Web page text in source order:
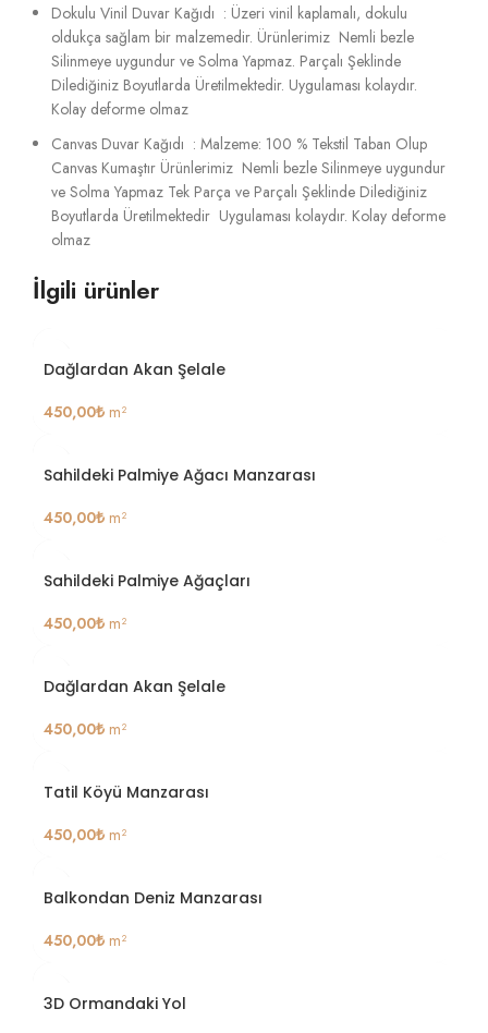
Dokulu Vinil Duvar Kağıdı : Üzeri vinil kaplamalı, dokulu
oldukça sağlam bir malzemedir. Ürünlerimiz Nemli bezle
Silinmeye uygundur ve Solma Yapmaz. Parçalı Şeklinde
Dilediğiniz Boyutlarda Üretilmektedir. Uygulaması kolaydır.
Kolay deforme olmaz
Canvas Duvar Kağıdı : Malzeme: 100 % Tekstil Taban Olup
Canvas Kumaştır Ürünlerimiz Nemli bezle Silinmeye uygundur
ve Solma Yapmaz Tek Parça ve Parçalı Şeklinde Dilediğiniz
Boyutlarda Üretilmektedir Uygulaması kolaydır. Kolay deforme
olmaz
İlgili ürünler
Dağlardan Akan Şelale
450,00₺ m²
Sahildeki Palmiye Ağacı Manzarası
450,00₺ m²
Sahildeki Palmiye Ağaçları
450,00₺ m²
Dağlardan Akan Şelale
450,00₺ m²
Tatil Köyü Manzarası
450,00₺ m²
Balkondan Deniz Manzarası
450,00₺ m²
3D Ormandaki Yol